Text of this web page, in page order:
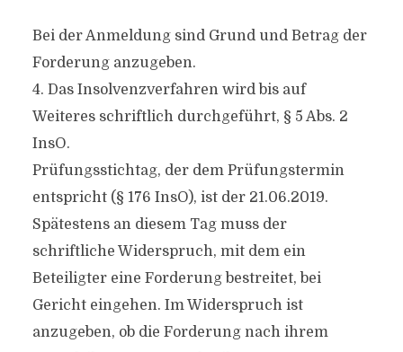
Bei der Anmeldung sind Grund und Betrag der
Forderung anzugeben.
4. Das Insolvenzverfahren wird bis auf
Weiteres schriftlich durchgeführt, § 5 Abs. 2
InsO.
Prüfungsstichtag, der dem Prüfungstermin
entspricht (§ 176 InsO), ist der 21.06.2019.
Spätestens an diesem Tag muss der
schriftliche Widerspruch, mit dem ein
Beteiligter eine Forderung bestreitet, bei
Gericht eingehen. Im Widerspruch ist
anzugeben, ob die Forderung nach ihrem